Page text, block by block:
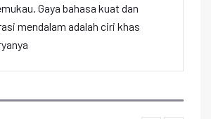
Gaya bahasa kuat dan
mendalam adalah ciri khas